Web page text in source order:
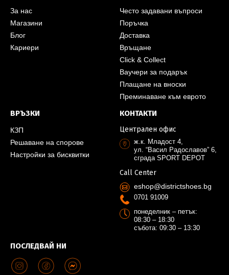
За нас
Магазини
Блог
Кариери
Често задавани въпроси
Поръчка
Доставка
Връщане
Click & Collect
Ваучери за подарък
Плащане на вноски
Преминаване към еврото
ВРЪЗКИ
КЗП
Решаване на спорове
Настройки за бисквитки
ПОСЛЕДВАЙ НИ
КОНТАКТИ
Централен офис
ж.к. Младост 4,
ул. “Васил Радославов” 6,
сграда SPORT DEPOT
Call Center
eshop@districtshoes.bg
0701 91009
понеделник – петък:
08:30 – 18:30
събота: 09:30 – 13:30